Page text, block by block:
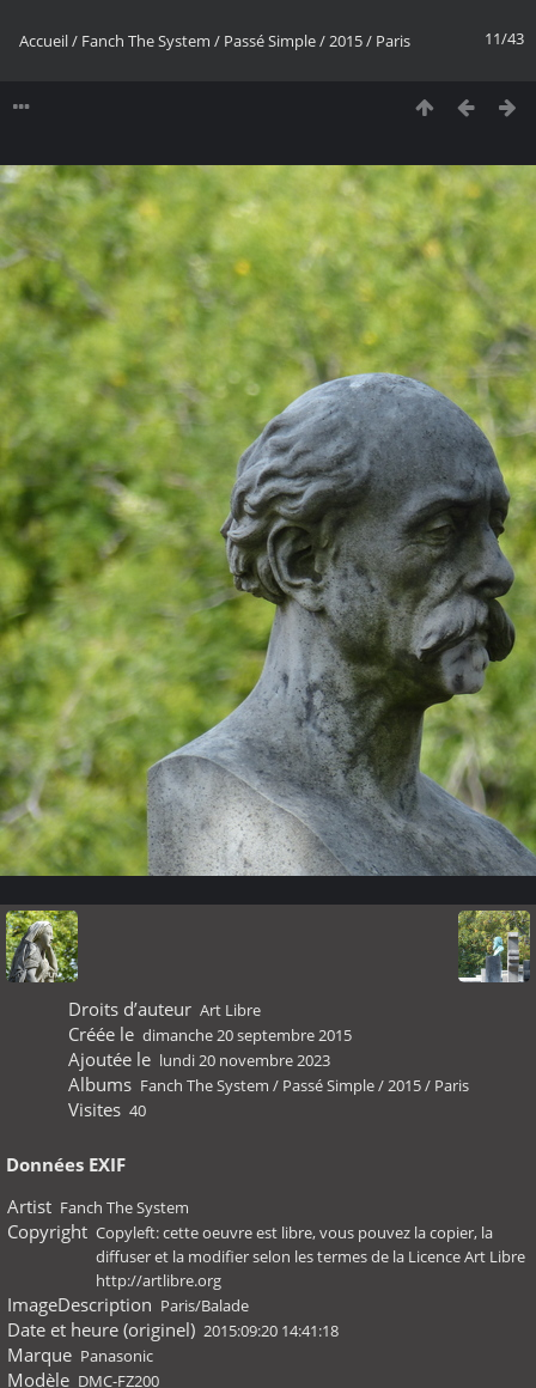
11/43
Accueil/ Fanch The System / Passé Simple/2015/ Paris
Droits d’auteur Art Libre
Créée le dimanche 20 septembre 2015
Ajoutée le lundi 20 novembre 2023
Albums Fanch The System / Passé Simple/2015/ Paris
Visites 40
Données EXIF
Artist Fanch The System
Copyright Copyleft: cette oeuvre est libre, vous pouvez la copier, la
diffuser et la modifier selon les termes de la Licence Art Libre
http://artlibre.org
ImageDescription Paris/Balade
Date et heure (originel) 2015:09:20 14:41:18
Marque Panasonic
Modèle DMC-FZ200